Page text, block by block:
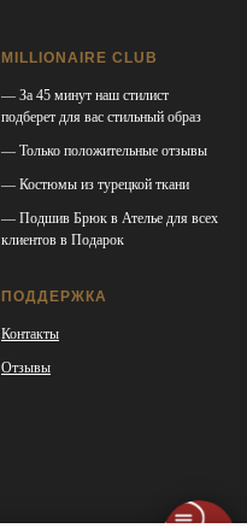
MILLIONAIRE CLUB
— За 45 минут наш стилист
подберет для вас стильный образ
— Только положительные отзывы
— Костюмы из турецкой ткани
— Подшив Брюк в Ателье для всех
клиентов в Подарок
ПОДДЕРЖКА
Контакты
Отзывы